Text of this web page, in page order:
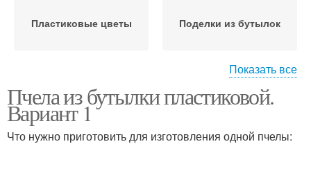
Пластиковые цветы Поделки из бутылок
Уля из пластиковой
бутылки
Показать все
Пчела из бутылки пластиковой.
Вариант 1
Что нужно приготовить для изготовления одной пчелы: